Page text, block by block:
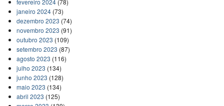
fevereiro 2024(78)
janeiro 2024(73)
dezembro 2023 (74)
novembro 2023 (91)
outubro 2023 (109)
setembro 2023 (87)
agosto 2023 (116)
julho 2023 (134)
junho 2023 (128)
maio 2023 (134)
abril 2023 (125)